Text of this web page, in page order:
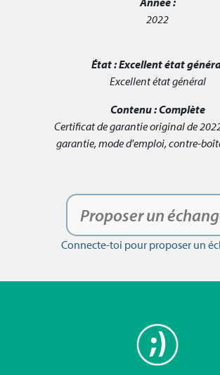
2022
État :Excellent état
Excellent état général
Contenu :Complète
Certificat de garantie original de
garantie, mode d'emploi, contre-
Proposer un
Connecte-toi pour proposer un